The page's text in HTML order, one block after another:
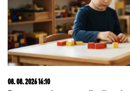
08. 08. 2026 16:10